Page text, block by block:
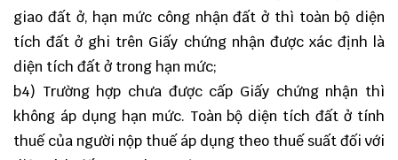
giao đất ở, hạn mức công nhận đất ở thì toàn bộ diện
tích đất ở ghi trên Giấy chứng nhận được xác định là
diện tích đất ở trong hạn mức;
b4) Trường hợp chưa được cấp Giấy chứng nhận thì
không áp dụng hạn mức. Toàn bộ diện tích đất ở tính
thuế của người nộp thuế áp dụng theo thuế suất đối với